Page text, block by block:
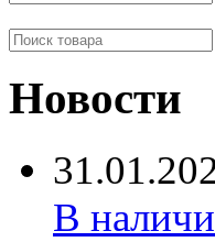
Новости
В